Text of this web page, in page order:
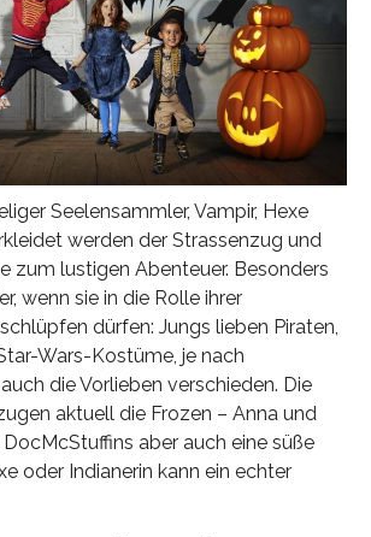
Seelensammler, Vampir, Hexe
werden der Strassenzug und
zum lustigen Abenteuer. Besonders
wenn sie in die Rolle ihrer
dürfen: Jungs lieben Piraten,
Wars-Kostüme, je nach
die Vorlieben verschieden. Die
aktuell die Frozen – Anna und
DocMcStuffins aber auch eine süße
oder Indianerin kann ein echter